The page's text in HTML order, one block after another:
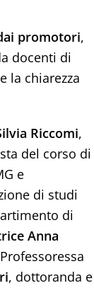
promotori,
docenti di
la chiarezza
Riccomi,
del corso di
e
di studi
di
Anna
, dottoranda e